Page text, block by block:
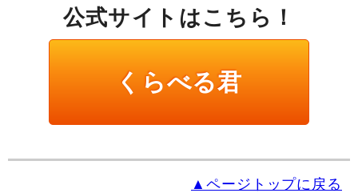
公式サイトはこちら！
くらべる君
▲ページトップに戻る